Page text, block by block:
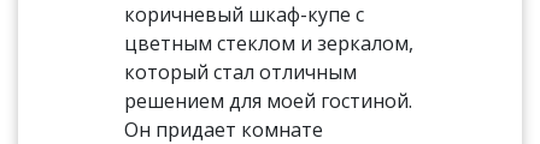
коричневый шкаф-купе с
цветным стеклом и зеркалом,
который стал отличным
решением для моей гостиной.
Он придает комнате